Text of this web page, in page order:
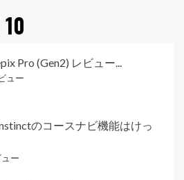
Pro (Gen2) レビュー...
ュー
のコースナビ機能はけっ
ー